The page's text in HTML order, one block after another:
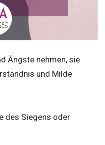
Ängste nehmen, sie
und Milde
des Siegens oder